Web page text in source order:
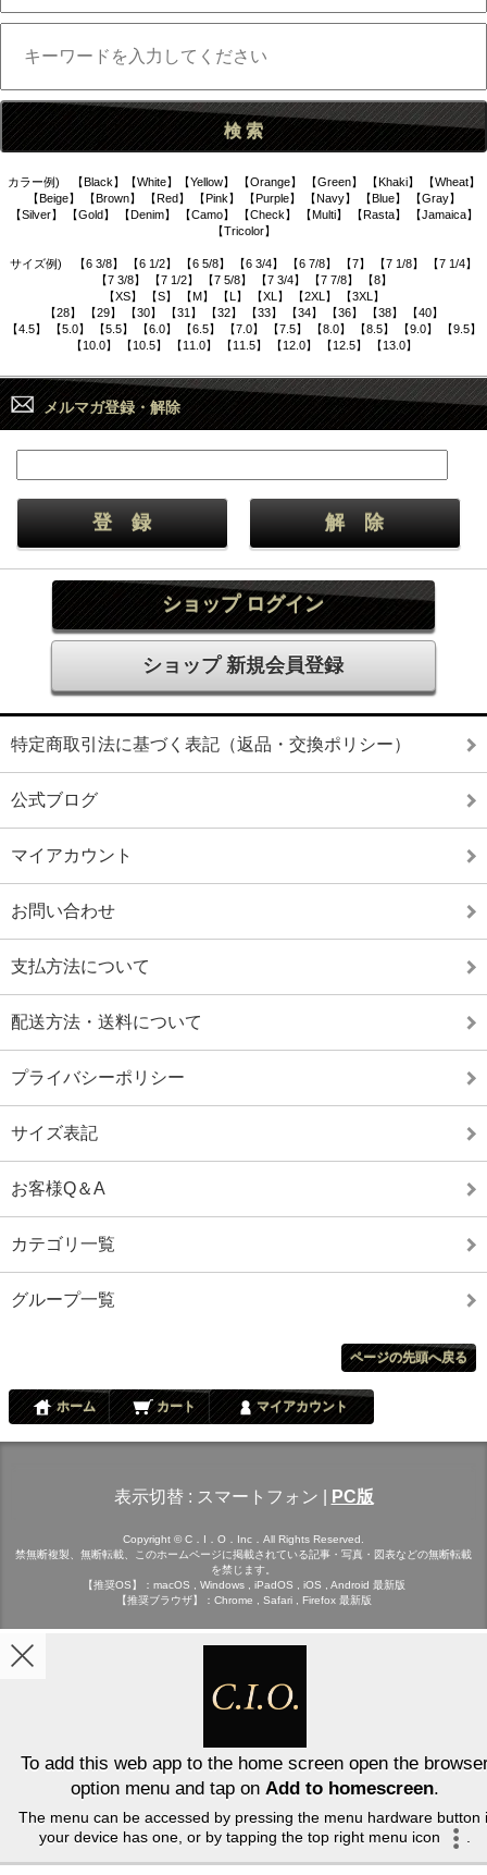
カラー例) 【Black】【White】【Yellow】 【Orange】 【Green】 【Khaki】 【Wheat】
【Beige】 【Brown】 【Red】 【Pink】 【Purple】 【Navy】 【Blue】 【Gray】
【Silver】 【Gold】 【Denim】 【Camo】 【Check】 【Multi】 【Rasta】 【Jamaica】
【Tricolor】
サイズ例) 【6 3/8】 【6 1/2】 【6 5/8】 【6 3/4】 【6 7/8】 【7】 【7 1/8】 【7 1/4】
【7 3/8】 【7 1/2】 【7 5/8】 【7 3/4】 【7 7/8】 【8】
【XS】 【S】 【M】 【L】 【XL】 【2XL】 【3XL】
【28】 【29】 【30】 【31】 【32】 【33】 【34】 【36】 【38】 【40】
【4.5】 【5.0】 【5.5】 【6.0】 【6.5】 【7.0】 【7.5】 【8.0】 【8.5】 【9.0】 【9.5】
【10.0】 【10.5】 【11.0】 【11.5】 【12.0】 【12.5】 【13.0】
メルマガ登録・解除
ショップ ログイン
ショップ 新規会員登録
特定商取引法に基づく表記（返品・交換ポリシー）
公式ブログ
マイアカウント
お問い合わせ
支払方法について
配送方法・送料について
プライバシーポリシー
サイズ表記
お客様Q＆A
カテゴリ一覧
グループ一覧
ページの先頭へ戻る
ホーム カート マイアカウント
表示切替 : スマートフォン PC版
Copyright © C．I．O．Inc．All Rights Reserved.
禁無断複製、無断転載、このホームページに掲載されている記事・写真・図表などの無断転載
を禁じます。
【推奨OS】：macOS , Windows , iPadOS , iOS , Android 最新版
【推奨ブラウザ】：Chrome , Safari , Firefox 最新版
To add this web app to the home screen open the
option menu and tap on Add to homescreen.
The menu can be accessed by pressing the menu hardware button
your device has one, or by tapping the top right menu icon